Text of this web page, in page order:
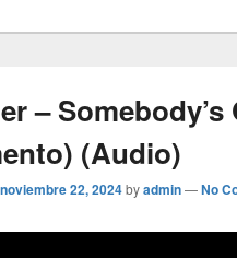
–
(Audio)
noviembre 22, 2024byadmin—No